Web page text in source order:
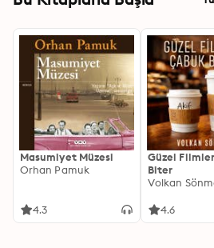
Masumiyet Müzesi
Orhan Pamuk
4.3
Güzel
Biter
Volkan
4.6